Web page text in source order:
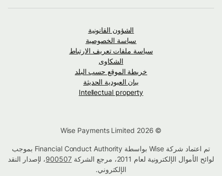
الشؤون القانونية
سياسة الخصوصية
سياسة ملفات تعريف الارتباط
الشكاوى
خريطة الموقع حسب البلد
بيان العبودية الحديثة
Intellectual property
تم اعتماد شركة Wise بواسطة Financial Conduct Authority بموجب
لوائح الأموال الإلكترونية لعام 2011، مرجع الشركة
900507، لإصدار النقد
الإلكتروني.